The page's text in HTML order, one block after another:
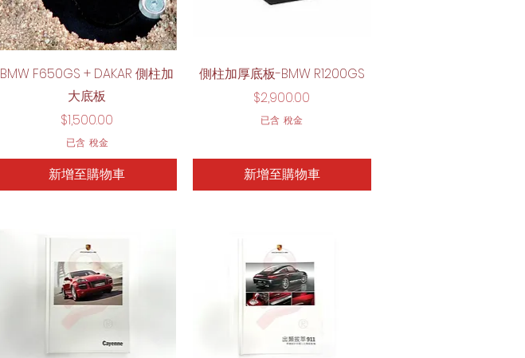
快速瀏覽
BMW F650GS + DAKAR 側柱加
大底板
價格
$1,500.00
已含 稅金
新增至購物車
快速瀏覽
側柱加厚底板-BMW R1200GS
價格
$2,900.00
已含 稅金
新增至購物車